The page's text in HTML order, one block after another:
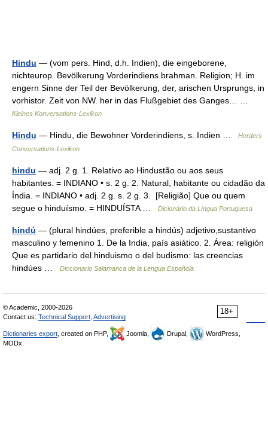
Hindu — (vom pers. Hind, d.h. Indien), die eingeborene,
nichteurop. Bevölkerung Vorderindiens brahman. Religion; H. im
engern Sinne der Teil der Bevölkerung, der, arischen Ursprungs, in
vorhistor. Zeit von NW. her in das Flußgebiet des Ganges… …
Kleines Konversations-Lexikon
Hindu — Hindu, die Bewohner Vorderindiens, s. Indien …
Herders
Conversations-Lexikon
hindu — adj. 2 g. 1. Relativo ao Hindustão ou aos seus
habitantes. = INDIANO • s. 2 g. 2. Natural, habitante ou cidadão da
Índia. = INDIANO • adj. 2 g. s. 2 g. 3. [Religião] Que ou quem
segue o hinduísmo. = HINDUÍSTA …
Dicionário da Língua Portuguesa
hindú — (plural hindúes, preferible a hindús) adjetivo,sustantivo
masculino y femenino 1. De la India, país asiático. 2. Área: religión
Que es partidario del hinduismo o del budismo: las creencias
hindúes …
Diccionario Salamanca de la Lengua Española
18+
© Academic, 2000-2026
Contact us: Technical Support Advertising
Dictionaries export , created on PHP, Joomla, Drupal,
WordPress,
MODx.